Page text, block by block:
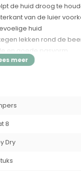
de huid droog te
van de luier
huid
lekken rond de
en goede pasvorm
te verschonen
8
Dry